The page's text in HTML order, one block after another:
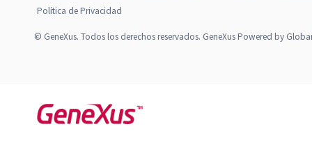
Política de Privacidad
© GeneXus. Todos los derechos reservados. GeneXus Powered by